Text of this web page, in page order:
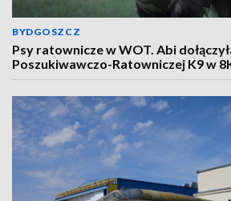
BYDGOSZCZ
Psy ratownicze w WOT. Abi
Poszukiwawczo-Ratowniczej K9 w